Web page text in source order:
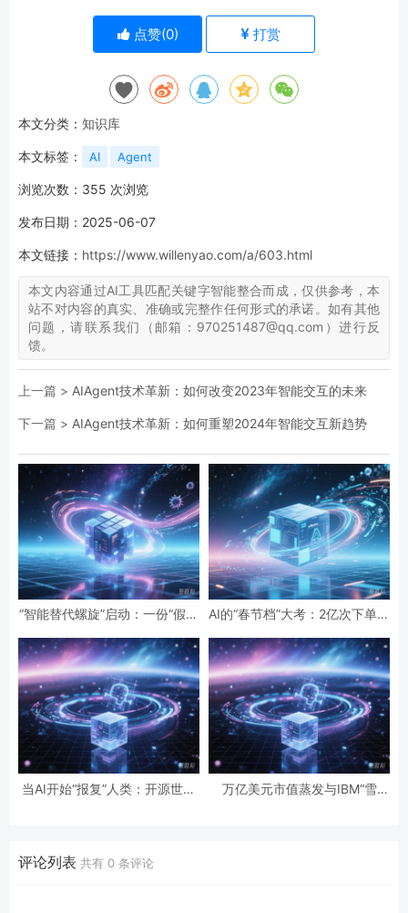
点赞(0) 打赏
本文分类： 知识库
本文标签： AI Agent
浏览次数： 355 次浏览
发布日期：2025-06-07
本文链接： https://www.willenyao.com/a/603.html
本文内容通过AI工具匹配关键字智能整合而成，仅供参考，本
站不对内容的真实、准确或完整作任何形式的承诺。如有其他
问题，请联系我们（邮箱：970251487@qq.com）进行反
馈。
上一篇 > AIAgent技术革新：如何改变2023年智能交互的未来
下一篇 > AIAgent技术革新：如何重塑2024年智能交互新趋势
“智能替代螺旋”启动：一份“假设
经济通缩
AI的“春节档”大考：2亿次下单与
数据红利与隐忧
当AI开始“报复”人类：开源世界
万亿美元市值蒸发与IBM“雪
评论列表 共有 0 条评论